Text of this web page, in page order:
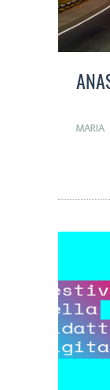
MARIA